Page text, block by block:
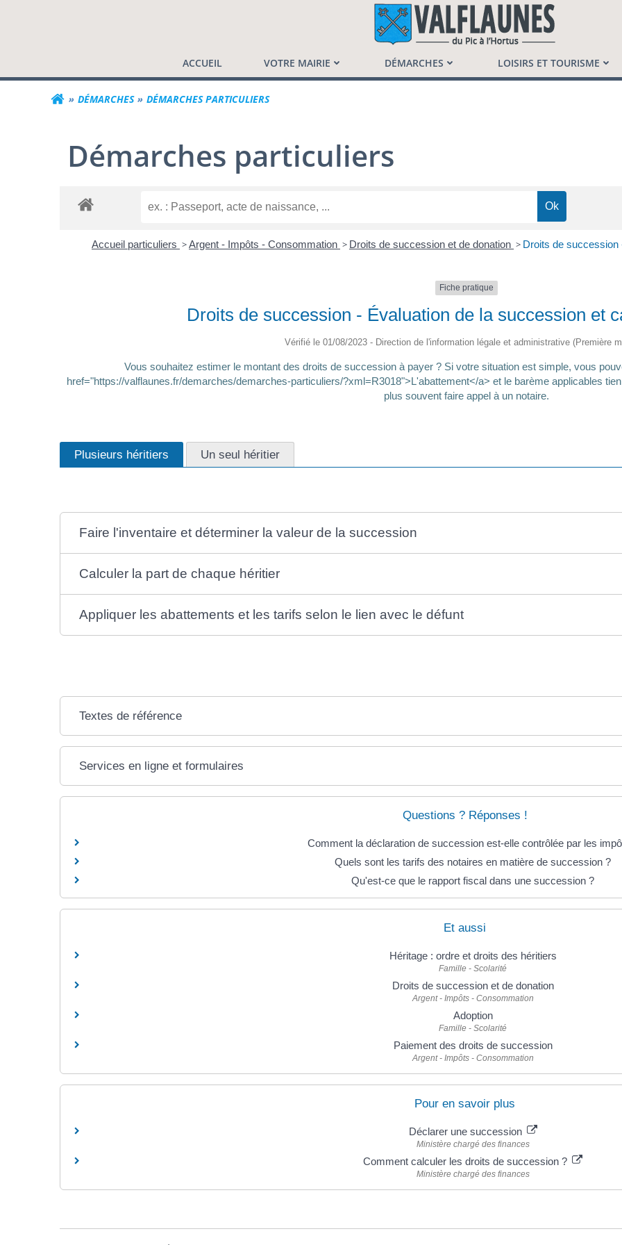
Commune de Valflaunès
ACCUEIL VOTRE MAIRIE DÉMARCHES LOISIRS ET TOURISME
DÉMARCHES DÉMARCHES PARTICULIERS
Démarches particuliers
Accueil particuliers >Argent - Impôts - Consommation > Droits de succession et de donation > Droits de
Fiche pratique
Droits de succession - Évaluation de la succession et
Vérifié le 01/08/2023 - Direction de l'information légale et administrative (Première
Vous souhaitez estimer le montant des droits de succession à payer ? Si votre situation est simple, vous
href="https://valflaunes.fr/demarches/demarches-particuliers/?xml=R3018">L'abattement</a> et le barème applicables
plus souvent faire appel à un notaire.
Plusieurs héritiers Un seul héritier
Faire l'inventaire et déterminer la valeur de la succession
Calculer la part de chaque héritier
Appliquer les abattements et les tarifs selon le lien avec le défunt
Textes de référence
Services en ligne et formulaires
Questions ? Réponses !
Comment la déclaration de succession est-elle contrôlée par les
Quels sont les tarifs des notaires en matière de succession ?
Qu'est-ce que le rapport fiscal dans une succession ?
Et aussi
Héritage : ordre et droits des héritiers
Famille - Scolarité
Droits de succession et de donation
Argent - Impôts - Consommation
Adoption
Famille - Scolarité
Paiement des droits de succession
Argent - Impôts - Consommation
Pour en savoir plus
Déclarer une succession
Ministère chargé des finances
Comment calculer les droits de succession ?
Ministère chargé des finances